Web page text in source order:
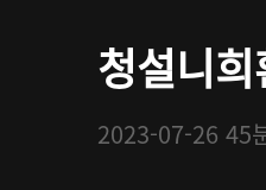
청설니
2023-07-26 45